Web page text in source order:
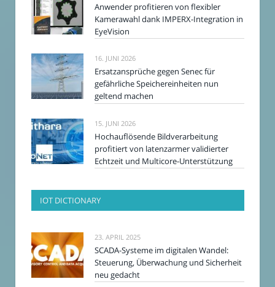
Anwender profitieren von flexibler
Kamerawahl dank IMPERX-Integration in
EyeVision
16. JUNI 2026
Ersatzansprüche gegen Senec für
gefährliche Speichereinheiten nun
geltend machen
15. JUNI 2026
Hochauflösende Bildverarbeitung
profitiert von latenzarmer validierter
Echtzeit und Multicore-Unterstützung
IOT DICTIONARY
23. APRIL 2025
SCADA-Systeme im digitalen Wandel:
Steuerung, Überwachung und Sicherheit
neu gedacht